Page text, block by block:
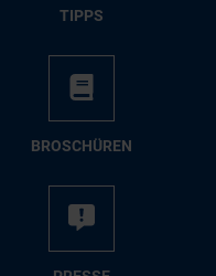
TIPPS
BRO­SCHÜ­REN